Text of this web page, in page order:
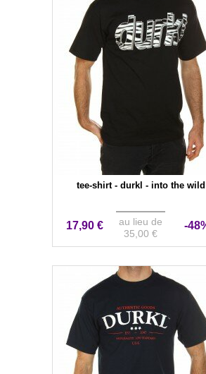
tee-shirt - durkl - into the wild
17,90 €
au lieu de
35,00 €
-